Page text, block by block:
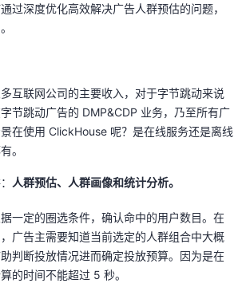
过深度优化高效解决广告人群预估的问题，
互联网公司的主要收入，对于字节跳动来说
节跳动广告的 DMP&CDP 业务，乃至所有广
在使用 ClickHouse 呢？是在线服务还是离线
。
人群预估、人群画像和统计分析。
一定的圈选条件，确认命中的用户数目。在
广告主需要知道当前选定的人群组合中大概
判断投放情况进而确定投放预算。因为是在
的时间不能超过 5 秒。